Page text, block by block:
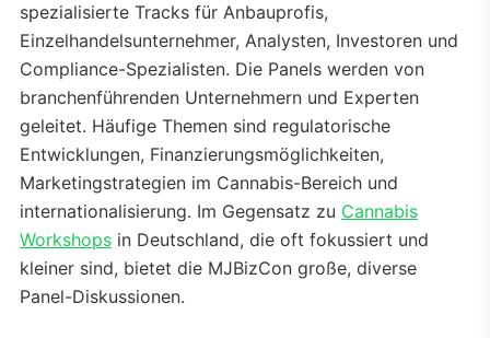
spezialisierte Tracks für Anbauprofis,
Einzelhandelsunternehmer, Analysten, Investoren und
Compliance-Spezialisten. Die Panels werden von
branchenführenden Unternehmern und Experten
geleitet. Häufige Themen sind regulatorische
Entwicklungen, Finanzierungsmöglichkeiten,
Marketingstrategien im Cannabis-Bereich und
internationalisierung. Im Gegensatz zu Cannabis
Workshops in Deutschland, die oft fokussiert und
kleiner sind, bietet die MJBizCon große, diverse
Panel-Diskussionen.